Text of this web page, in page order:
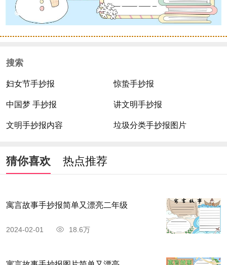
搜索
妇女节手抄报 惊蛰手抄报
中国梦 手抄报 讲文明手抄报
文明手抄报内容 垃圾分类手抄报图片
猜你喜欢 热点推荐
寓言故事手抄报简单又漂亮二年级
2024-02-01 18.6万